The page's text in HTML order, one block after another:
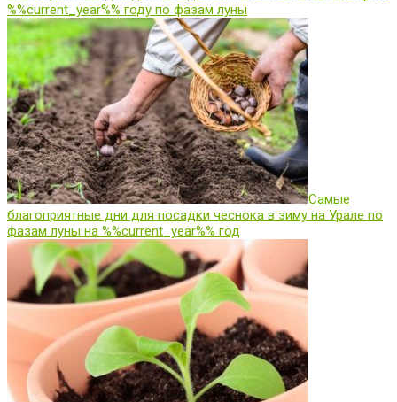
%%current_year%% году по фазам луны
Самые
благоприятные дни для посадки чеснока в зиму на Урале по
фазам луны на %%current_year%% год